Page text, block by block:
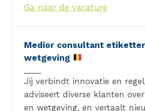
Ga naar de vacature
Medior consultant
wetgeving
Jij verbindt innovatie en
adviseert diverse klanten
en wetgeving, en vertaalt